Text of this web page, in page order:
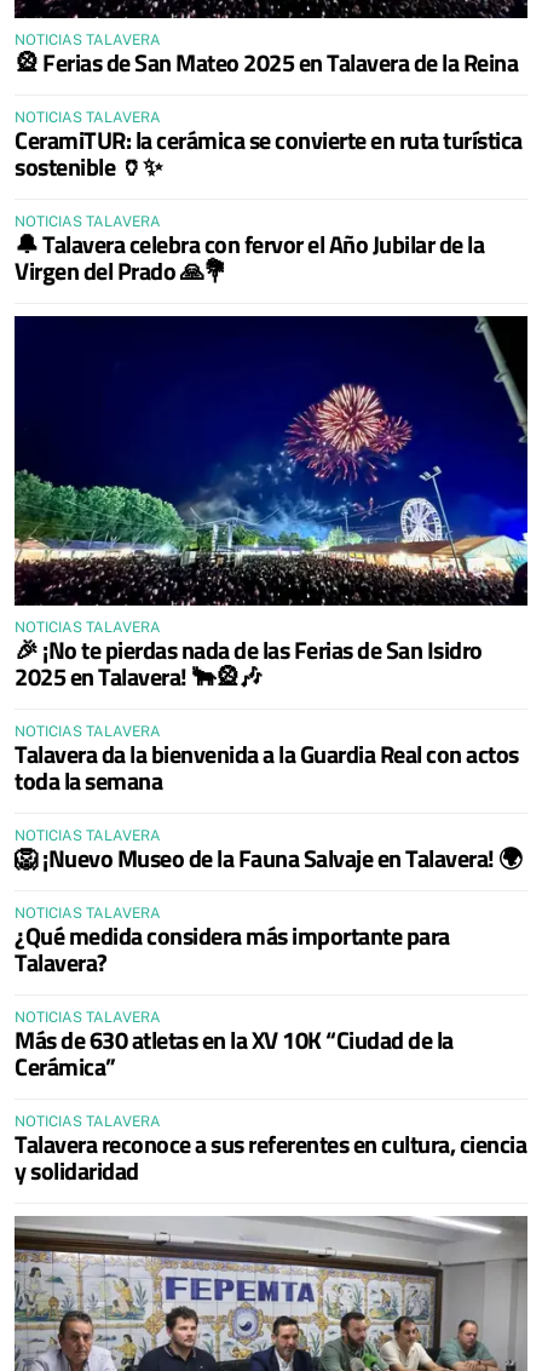
NOTICIAS TALAVERA
🎡 Ferias de San Mateo 2025 en Talavera de la Reina
NOTICIAS TALAVERA
CeramiTUR: la cerámica se convierte en ruta turística
sostenible 🏺✨
NOTICIAS TALAVERA
🔔 Talavera celebra con fervor el Año Jubilar de la
Virgen del Prado 🙏💐
NOTICIAS TALAVERA
🎉 ¡No te pierdas nada de las Ferias de San Isidro
2025 en Talavera! 🐂🎡🎶
NOTICIAS TALAVERA
Talavera da la bienvenida a la Guardia Real con actos
toda la semana
NOTICIAS TALAVERA
🦁 ¡Nuevo Museo de la Fauna Salvaje en Talavera! 🌍
NOTICIAS TALAVERA
¿Qué medida considera más importante para
Talavera?
NOTICIAS TALAVERA
Más de 630 atletas en la XV 10K “Ciudad de la
Cerámica”
NOTICIAS TALAVERA
Talavera reconoce a sus referentes en cultura, ciencia
y solidaridad